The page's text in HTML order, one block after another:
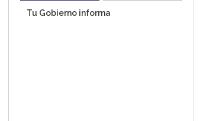
Tu Gobierno informa